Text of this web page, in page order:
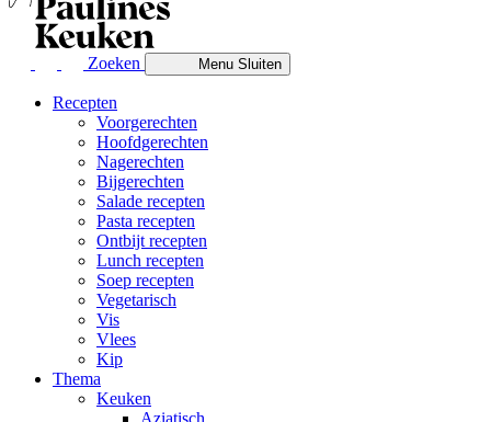
Zoeken MenuSluiten
Recepten
Voorgerechten
Hoofdgerechten
Nagerechten
Bijgerechten
Salade recepten
Pasta recepten
Ontbijt recepten
Lunch recepten
Soep recepten
Vegetarisch
Vis
Vlees
Kip
Thema
Keuken
Aziatisch